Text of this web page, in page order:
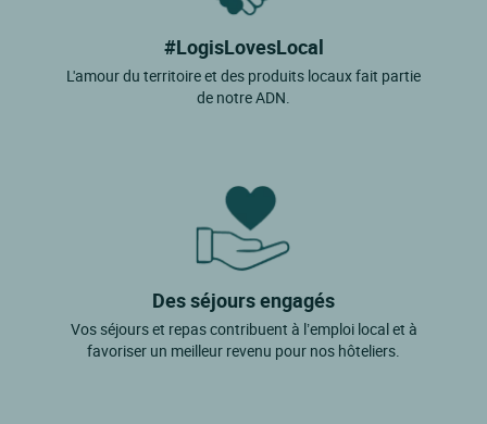
#LogisLovesLocal
L'amour du territoire et des produits locaux fait partie
de notre ADN.
Des séjours engagés
Vos séjours et repas contribuent à l’emploi local et à
favoriser un meilleur revenu pour nos hôteliers.